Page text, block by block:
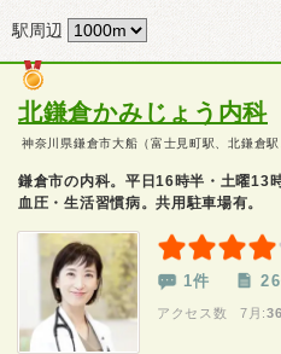
駅周辺
北鎌倉かみじょう内科
神奈川県鎌倉市大船（富士見町駅、北鎌倉駅
鎌倉市の内科。平日16時半・土曜13
血圧・生活習慣病。共用駐車場有。
1件
アクセス数 7月: